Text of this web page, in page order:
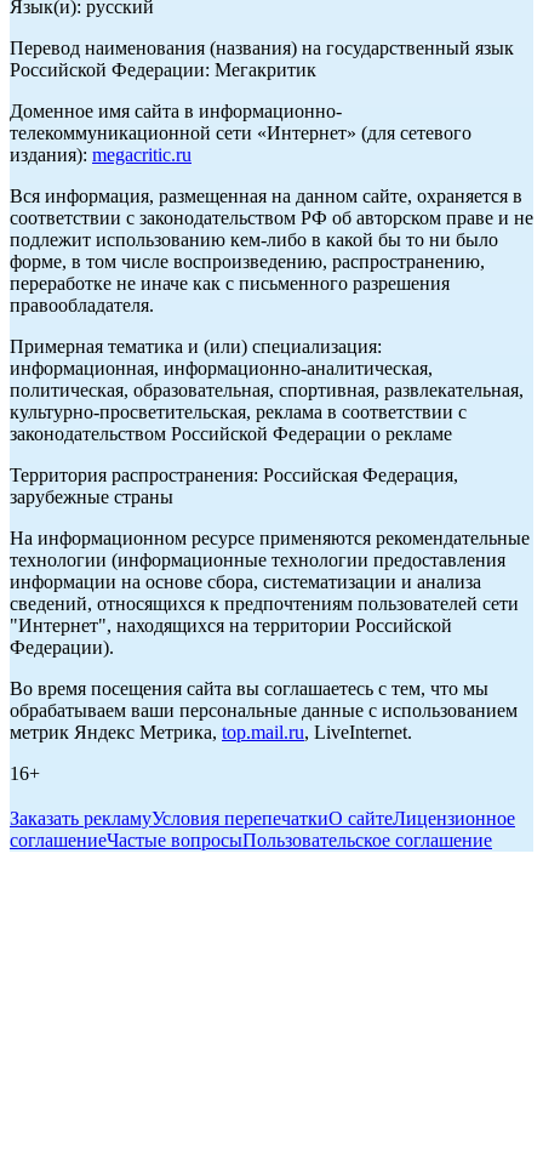
Язык(и): русский
Перевод наименования (названия) на государственный язык
Российской Федерации: Мегакритик
Доменное имя сайта в информационно-
телекоммуникационной сети «Интернет» (для сетевого
издания): megacritic.ru
Вся информация, размещенная на данном сайте, охраняется в
соответствии с законодательством РФ об авторском праве и не
подлежит использованию кем-либо в какой бы то ни было
форме, в том числе воспроизведению, распространению,
переработке не иначе как с письменного разрешения
правообладателя.
Примерная тематика и (или) специализация:
информационная, информационно-аналитическая,
политическая, образовательная, спортивная, развлекательная,
культурно-просветительская, реклама в соответствии с
законодательством Российской Федерации о рекламе
Территория распространения: Российская Федерация,
зарубежные страны
На информационном ресурсе применяются рекомендательные
технологии (информационные технологии предоставления
информации на основе сбора, систематизации и анализа
сведений, относящихся к предпочтениям пользователей сети
"Интернет", находящихся на территории Российской
Федерации).
Во время посещения сайта вы соглашаетесь с тем, что мы
обрабатываем ваши персональные данные с использованием
метрик Яндекс Метрика, top.mail.ru, LiveInternet.
16+
Заказать рекламуУсловия перепечаткиО сайтеЛицензионное
соглашениеЧастые вопросыПользовательское соглашение